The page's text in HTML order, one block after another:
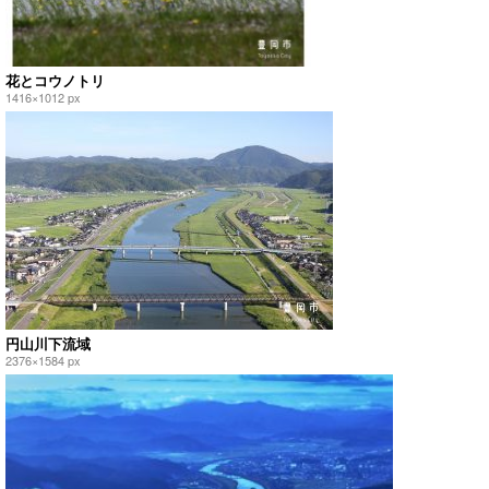
花とコウノトリ
1416×1012 px
円山川下流域
2376×1584 px